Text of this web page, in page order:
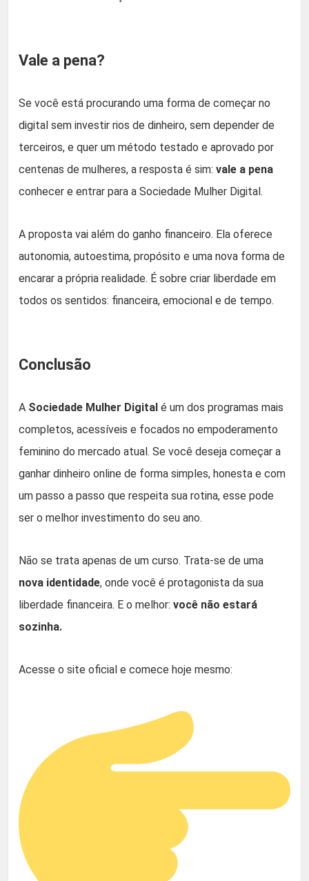
Vale a pena?
Se você está procurando uma forma de começar no
digital sem investir rios de dinheiro, sem depender de
terceiros, e quer um método testado e aprovado por
centenas de mulheres, a resposta é sim: vale a pena
conhecer e entrar para a Sociedade Mulher Digital.
A proposta vai além do ganho financeiro. Ela oferece
autonomia, autoestima, propósito e uma nova forma de
encarar a própria realidade. É sobre criar liberdade em
todos os sentidos: financeira, emocional e de tempo.
Conclusão
A Sociedade Mulher Digital é um dos programas mais
completos, acessíveis e focados no empoderamento
feminino do mercado atual. Se você deseja começar a
ganhar dinheiro online de forma simples, honesta e com
um passo a passo que respeita sua rotina, esse pode
ser o melhor investimento do seu ano.
Não se trata apenas de um curso. Trata-se de uma
nova identidade, onde você é protagonista da sua
liberdade financeira. E o melhor: você não estará
sozinha.
Acesse o site oficial e comece hoje mesmo: